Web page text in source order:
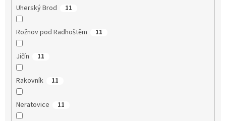
Uherský Brod 11
Rožnov pod Radhoštěm 11
Jičín 11
Rakovník 11
Neratovice 11